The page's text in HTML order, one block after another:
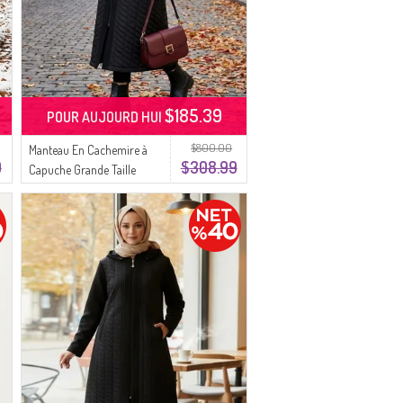
$800.00
$308.99
Manteau En Cachemire à
Capuche Grande Taille
6340-01 Noir
POUR AUJOURD HUI $185.39